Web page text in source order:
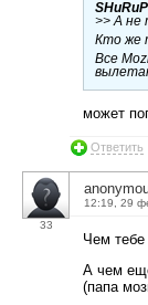
SHuRuP
>> А не
Кто же
Все
может
Ответить
33
12:19, 29
Чем тебе
А чем
(папа